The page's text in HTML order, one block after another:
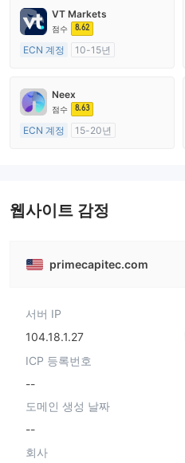
VT Markets
점수 8.62
ECN 계정
10-15년
외환 거래 라이선스 (MM)
마스터 레이블 MT4
Neex
점수 8.63
ECN 계정
15-20년
웹사이트 감정
primecapitec.com
서버 IP
104.18.1.27
ICP 등록번호
--
도메인 생성 날짜
--
회사